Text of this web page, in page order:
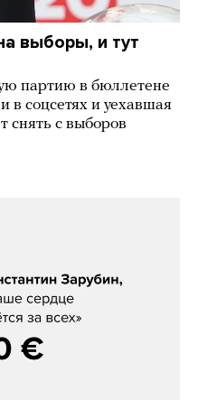
выборы, и тут
партию в бюллетене
соцсетях и уехавшая
снять с выборов
«Наше сердце